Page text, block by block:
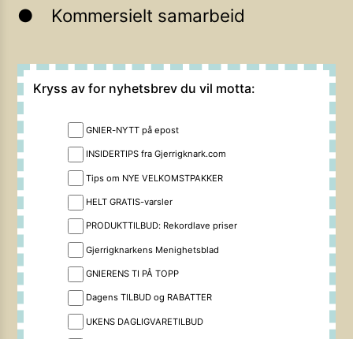
Kommersielt samarbeid
Kryss av for nyhetsbrev du vil motta:
GNIER-NYTT på epost
INSIDERTIPS fra Gjerrigknark.com
Tips om NYE VELKOMSTPAKKER
HELT GRATIS-varsler
PRODUKTTILBUD: Rekordlave priser
Gjerrigknarkens Menighetsblad
GNIERENS TI PÅ TOPP
Dagens TILBUD og RABATTER
UKENS DAGLIGVARETILBUD